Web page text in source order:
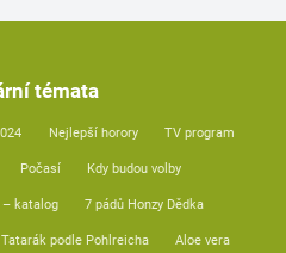
témata
Nejlepší horory TV program
Počasí Kdy budou volby
– katalog 7 pádů Honzy Dědka
Tatarák podle Pohlreicha Aloe vera